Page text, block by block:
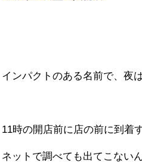
インパクトのある名前で、夜
11時の開店前に店の前に到着
ネットで調べても出てこない